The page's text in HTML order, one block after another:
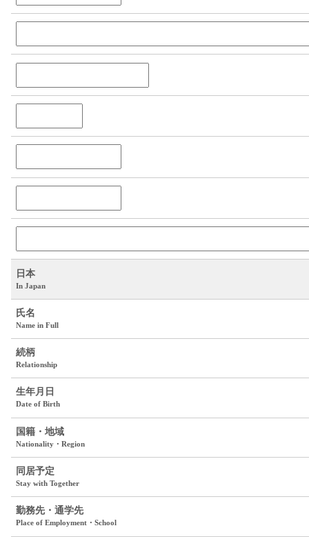
日本
In Japan
氏名
Name in Full
続柄
Relationship
生年月日
Date of Birth
国籍・地域
Nationality・Region
同居予定
Stay with Together
勤務先・通学先
Place of Employment・School